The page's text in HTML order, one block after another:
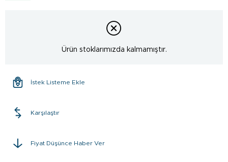
Ürün stoklarımızda kalmamıştır.
İstek Listeme Ekle
Karşılaştır
Fiyat Düşünce Haber Ver